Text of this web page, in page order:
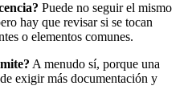
Puede no seguir el mismo
hay que revisar si se tocan
o elementos comunes.
A menudo sí, porque una
exigir más documentación y